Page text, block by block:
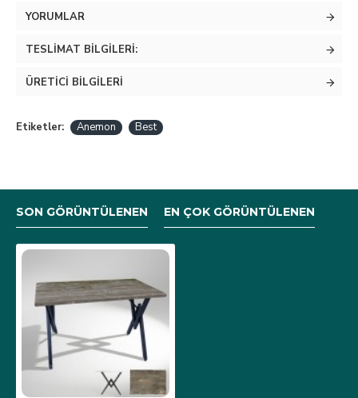
YORUMLAR
TESLIMAT BILGILERI:
ÜRETICI BILGILERI
Etiketler: Anemon Best
SON GÖRÜNTÜLENEN EN ÇOK GÖRÜNTÜLENEN